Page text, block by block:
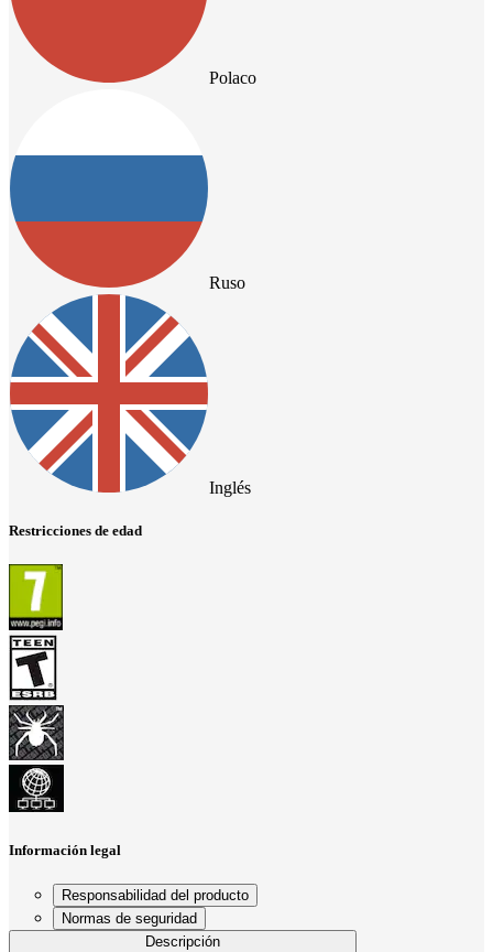
Polaco
Ruso
Inglés
Restricciones de edad
Información legal
Responsabilidad del producto
Normas de seguridad
Descripción